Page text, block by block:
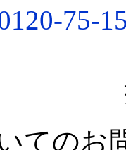
75-
てのお